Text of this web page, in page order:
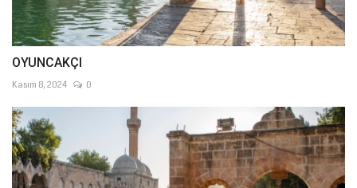
OYUNCAKÇI
Kasım 8, 2024 0